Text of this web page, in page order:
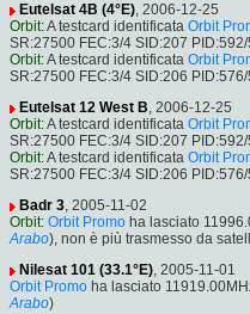
Eutelsat 4B (4°E), 2006-12-25
Orbit: A testcard identificata Orbit
SR:27500 FEC:3/4 SID:207
Orbit: A testcard identificata Orbit
SR:27500 FEC:3/4 SID:206
Eutelsat 12 West B, 2006-12-25
Orbit: A testcard identificata Orbit
SR:27500 FEC:3/4 SID:207
Orbit: A testcard identificata Orbit
SR:27500 FEC:3/4 SID:206
Badr 3, 2005-11-02
Orbit: Orbit Promo ha lasciato
Arabo), non è più trasmesso da
Nilesat 101 (33.1°E), 2005-11-01
Orbit Promo ha lasciato
Arabo)